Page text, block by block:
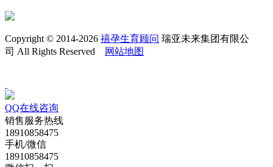
Copyright © 2014-2026 禧孕生育顾问 瑞亚未来集团有限公
司 All Rights Reserved
网站地图
QQ在线咨询
销售服务热线
18910858475
手机/微信
18910858475